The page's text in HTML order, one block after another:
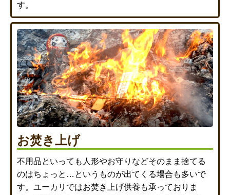
す。
お焚き上げ
不用品といっても人形やお守りなどそのまま捨てる
のはちょっと…というものが出てくる場合も多いで
す。ユーカリではお焚き上げ供養も承っておりま